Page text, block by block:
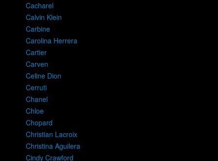
Cacharel
Calvin Klein
Carbine
Carolina Herrera
Cartier
Carven
Celine Dion
Cerruti
Chanel
Chloe
Chopard
Christian Lacroix
Christina Aguilera
Cindy Crawford